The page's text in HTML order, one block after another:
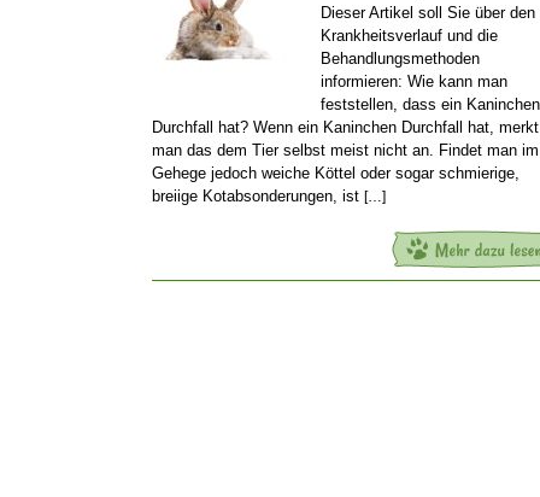
Dieser Artikel soll Sie über den
Krankheitsverlauf und die
Behandlungsmethoden
informieren: Wie kann man
feststellen, dass ein Kaninchen
Durchfall hat? Wenn ein Kaninchen Durchfall hat, merkt
man das dem Tier selbst meist nicht an. Findet man im
Gehege jedoch weiche Köttel oder sogar schmierige,
breiige Kotabsonderungen, ist […]